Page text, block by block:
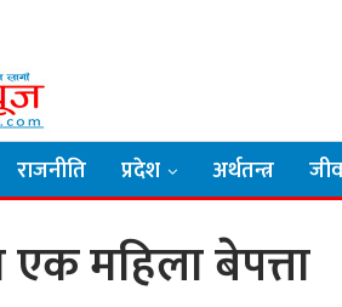
राजनीति प्रदेश अर्थतन्त्र
महिला बेपत्ता